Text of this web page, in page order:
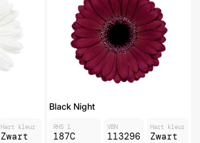
Hart kleur
Zwart
Black Night
RHS 1
187C
VBN
113296
Hart kleur
Zwart